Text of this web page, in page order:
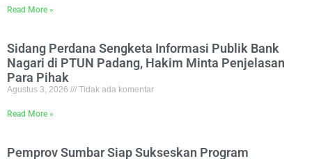
Read More »
Sidang Perdana Sengketa Informasi Publik Bank
Nagari di PTUN Padang, Hakim Minta Penjelasan
Para Pihak
Agustus 3, 2026 Tidak ada komentar
Read More »
Pemprov Sumbar Siap Sukseskan Program